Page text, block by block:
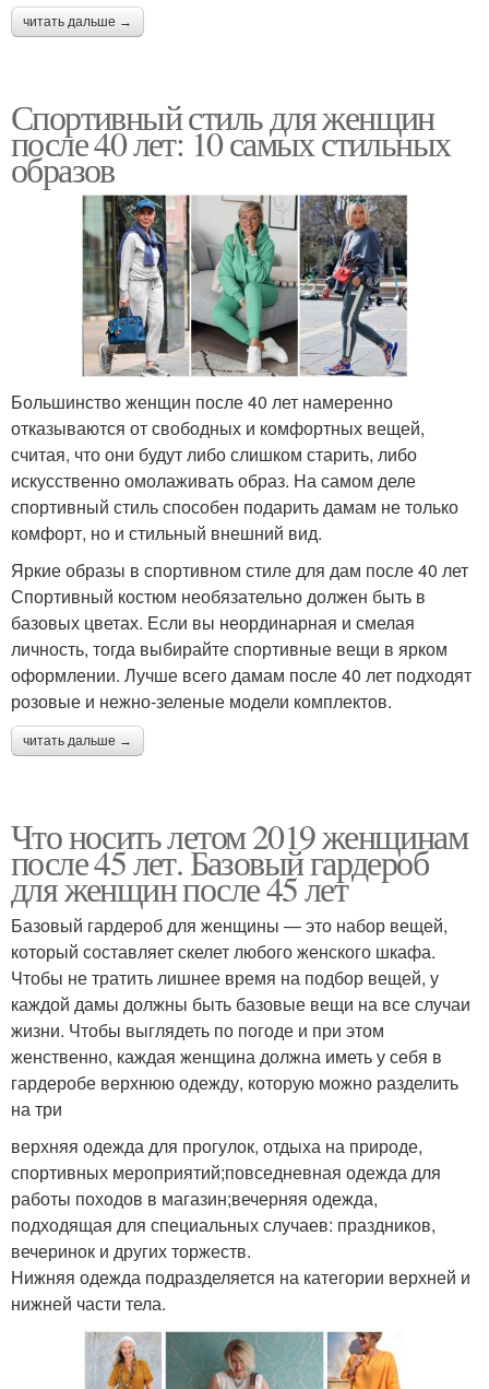
читать дальше →
Спортивный стиль для женщин
после 40 лет: 10 самых стильных
образов
Большинство женщин после 40 лет намеренно
отказываются от свободных и комфортных вещей,
считая, что они будут либо слишком старить, либо
искусственно омолаживать образ. На самом деле
спортивный стиль способен подарить дамам не только
комфорт, но и стильный внешний вид.
Яркие образы в спортивном стиле для дам после 40 лет
Спортивный костюм необязательно должен быть в
базовых цветах. Если вы неординарная и смелая
личность, тогда выбирайте спортивные вещи в ярком
оформлении. Лучше всего дамам после 40 лет подходят
розовые и нежно-зеленые модели комплектов.
читать дальше →
Что носить летом 2019 женщинам
после 45 лет. Базовый гардероб
для женщин после 45 лет
Базовый гардероб для женщины — это набор вещей,
который составляет скелет любого женского шкафа.
Чтобы не тратить лишнее время на подбор вещей, у
каждой дамы должны быть базовые вещи на все случаи
жизни. Чтобы выглядеть по погоде и при этом
женственно, каждая женщина должна иметь у себя в
гардеробе верхнюю одежду, которую можно разделить
на три
верхняя одежда для прогулок, отдыха на природе,
спортивных мероприятий;повседневная одежда для
работы походов в магазин;вечерняя одежда,
подходящая для специальных случаев: праздников,
вечеринок и других торжеств.
Нижняя одежда подразделяется на категории верхней и
нижней части тела.